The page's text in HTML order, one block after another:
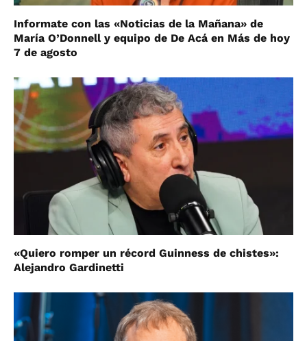
Informate con las «Noticias de la Mañana» de
María O’Donnell y equipo de De Acá en Más de hoy
7 de agosto
«Quiero romper un récord Guinness de chistes»:
Alejandro Gardinetti